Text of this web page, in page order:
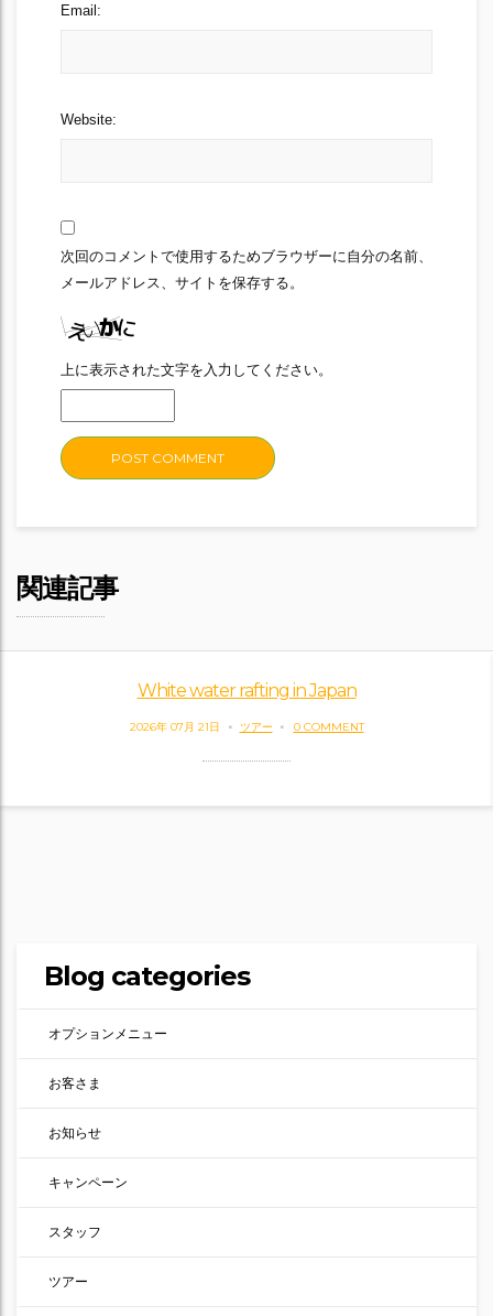
Email:
Website:
次回のコメントで使用するためブラウザーに自分の名前、
メールアドレス、サイトを保存する。
上に表示された文字を入力してください。
関連記事
White water rafting in Japan
2026年 07月 21日 ツアー 0 COMMENT
Blog categories
オプションメニュー
お客さま
お知らせ
キャンペーン
スタッフ
ツアー